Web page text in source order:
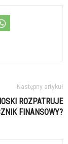
Następny artykuł
ROZPATRUJE
FINANSOWY?